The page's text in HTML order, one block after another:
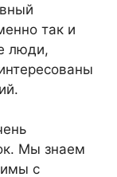
так и
люди,
Мы знаем
с